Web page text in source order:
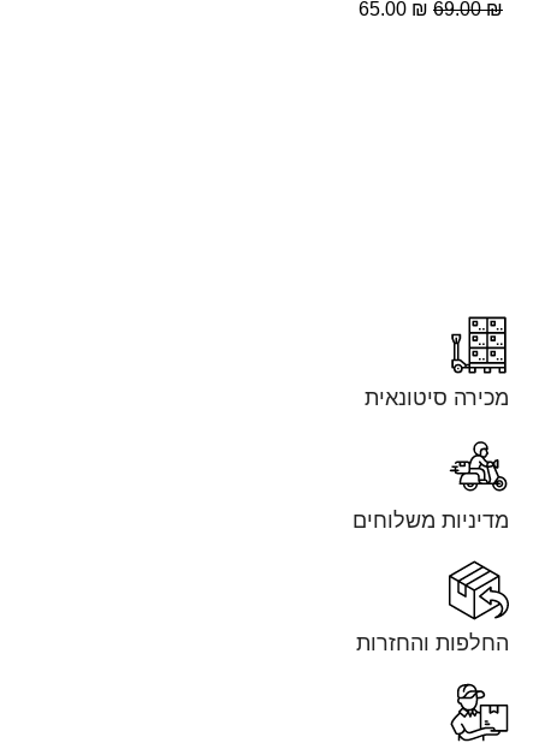
69.00₪
65.00 ₪
מכירה סיטונאית
מדיניות משלוחים
החלפות והחזרות